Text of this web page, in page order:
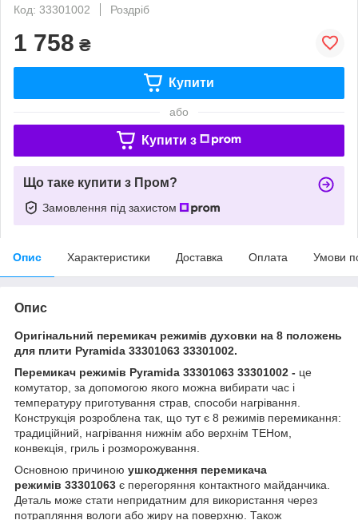
Код: 33301002
Роздріб
1 758 ₴
Купити
або
Купити з
Що таке купити з Пром?
Замовлення під захистом
Опис Характеристики Доставка Оплата Умови
Опис
Оригінальний перемикач режимів духовки на 8 положень
для плити Pyramida 33301063 33301002.
Перемикач режимів Pyramida 33301063 33301002 - це
комутатор, за допомогою якого можна вибирати час і
температуру приготування страв, способи нагрівання.
Конструкція розроблена так, що тут є 8 режимів перемикання:
традиційний, нагрівання нижнім або верхнім ТЕНом,
конвекція, гриль і розморожування.
Основною причиною ушкодження перемикача
режимів 33301063 є перегоряння контактного майданчика.
Деталь може стати непридатним для використання через
потрапляння вологи або жиру на поверхню. Також